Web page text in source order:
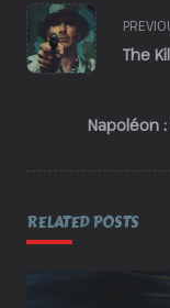
<span
class="nav-
subtitle
reader-
The
Napoléon
RELATED POSTS